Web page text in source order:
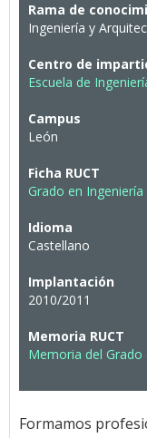
Rama de
Ingeniería y
Centro de
Escuela de
Campus
León
Ficha RUCT
Grado en Ingeniería
Idioma
Castellano
Implantación
2010/2011
Memoria RUCT
Memoria del Grado
Formamos